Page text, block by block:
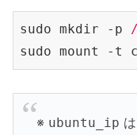
sudo mkdir -p
sudo mount -t
※ ubuntu_ip